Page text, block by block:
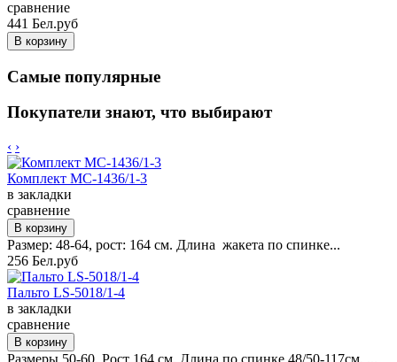
сравнение
441 Бел.руб
Самые популярные
Покупатели знают, что выбирают
‹ ›
Комплект MC-1436/1-3
в закладки
сравнение
Размер: 48-64, рост: 164 см. Длина жакета по спинке...
256 Бел.руб
Пальто LS-5018/1-4
в закладки
сравнение